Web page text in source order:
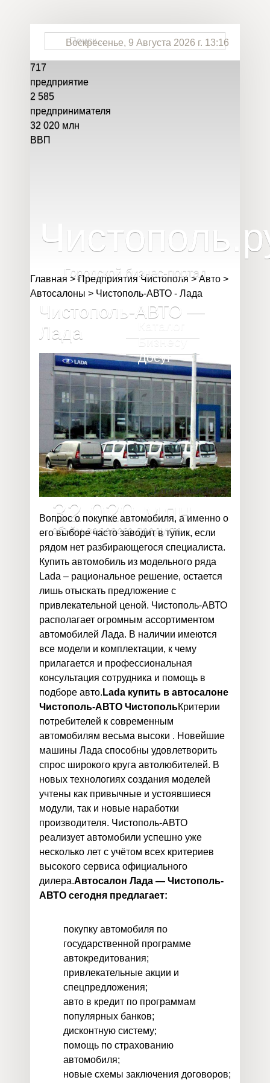
Воскресенье, 9 Августа 2026 г. 13:16
717
предприятие
2 585
предпринимателя
32 020 млн
ВВП
Чистополь
Городской бизнес-портал
Каталог
Бизнесу
Досуг
717
предприятие
2 585
предпринимателя
32 020млн
объём валового продукта
Главная > Предприятия Чистополя > Авто >
Автосалоны > Чистополь-АВТО - Лада
Чистополь-АВТО —
Лада
Вопрос о покупке автомобиля, а именно о
его выборе часто заводит в тупик, если
рядом нет разбирающегося специалиста.
Купить автомобиль из модельного ряда
Lada – рациональное решение, остается
лишь отыскать предложение с
привлекательной ценой. Чистополь-АВТО
располагает огромным ассортиментом
автомобилей Лада. В наличии имеются
все модели и комплектации, к чему
прилагается и профессиональная
консультация сотрудника и помощь в
подборе авто. Lada купить в автосалоне
Чистополь-АВТО ЧистопольКритерии
потребителей к современным
автомобилям весьма высоки . Новейшие
машины Лада способны удовлетворить
спрос широкого круга автолюбителей. В
новых технологиях создания моделей
учтены как привычные и устоявшиеся
модули, так и новые наработки
производителя. Чистополь-АВТО
реализует автомобили успешно уже
несколько лет с учётом всех критериев
высокого сервиса официального
дилера.Автосалон Лада — Чистополь-
АВТО сегодня предлагает:
покупку автомобиля по
государственной программе
автокредитования;
привлекательные акции и
спецпредложения;
авто в кредит по программам
популярных банков;
дисконтную систему;
помощь по страхованию
автомобиля;
новые схемы заключения договоров;